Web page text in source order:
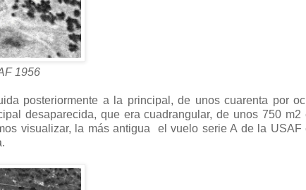
1956
posteriormente a la principal, de unos cuarenta por
desaparecida, que era cuadrangular, de unos 750 m2
visualizar, la más antigua el vuelo serie A de la USAF